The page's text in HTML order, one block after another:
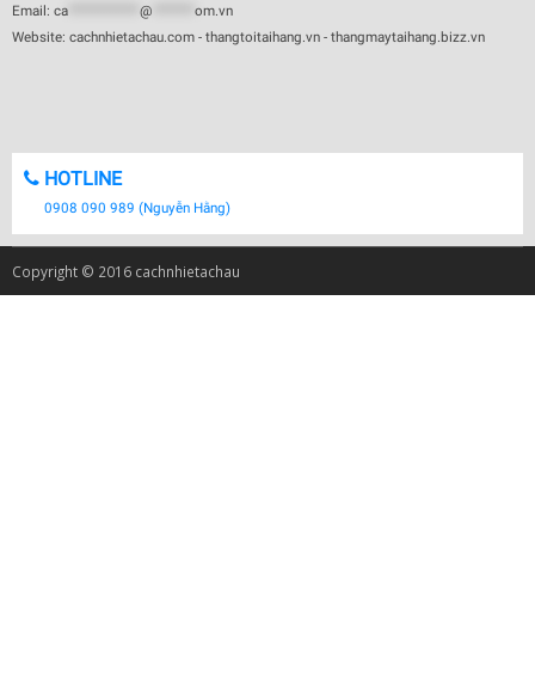
Email: ca @
om.vn
Website: cachnhietachau.com - thangtoitaihang.vn - thangmaytaihang.bizz.vn
HOTLINE
0908 090 989 (Nguyễn Hằng)
Copyright © 2016 cachnhietachau